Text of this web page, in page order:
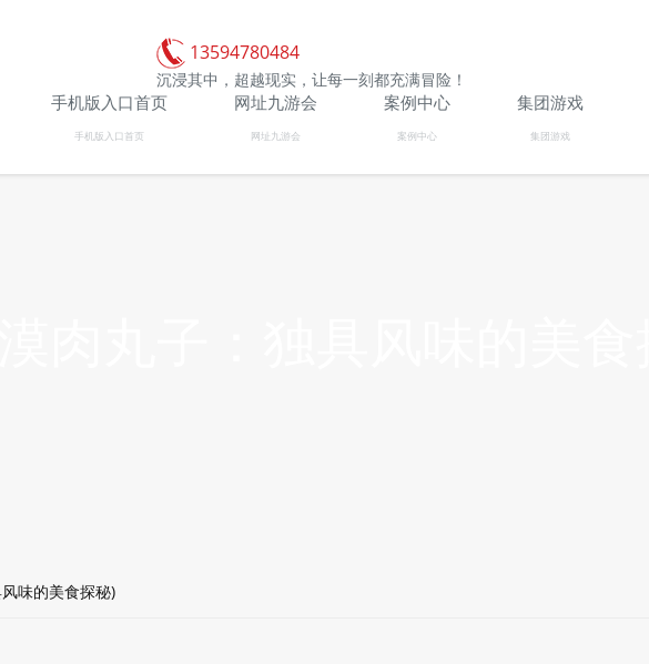
13594780484
沉浸其中，超越现实，让每一刻都充满冒险！
手机版入口首页
手机版入口首页
网址九游会
网址九游会
案例中心
案例中心
集团游戏
集团游戏
味的美食探秘)